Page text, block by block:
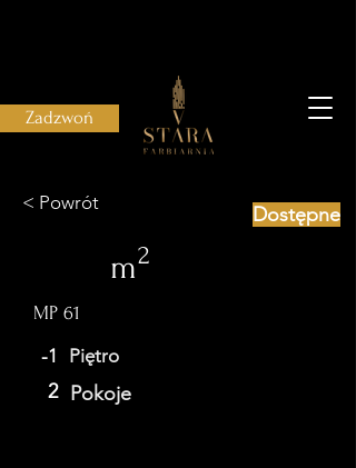
Zadzwoń
< Powrót
m
MP 61
-1 Piętro
2 Pokoje
Dostępne
2